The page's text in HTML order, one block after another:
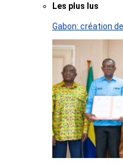
Les plus lus
Gabon: création